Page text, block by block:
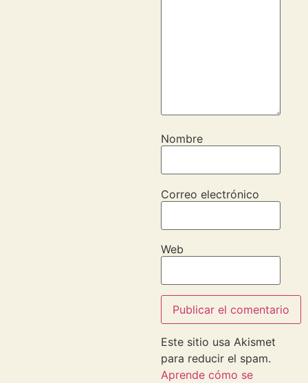
Nombre
Correo electrónico
Web
Este sitio usa Akismet
para reducir el spam.
Aprende cómo se